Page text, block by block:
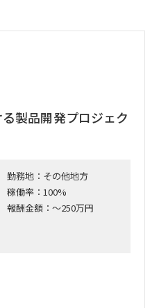
製品開発プロジェク
勤務地：その他地方
稼働率：100%
報酬金額：～250万円